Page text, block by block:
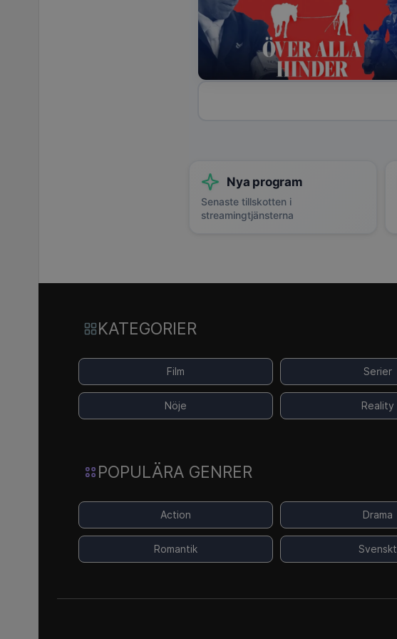
Nya program
Senaste tillskotten i
streamingtjänsterna
KATEGORIER
Film Serier
Nöje Reality
POPULÄRA GENRER
Action Drama
Romantik Svenskt